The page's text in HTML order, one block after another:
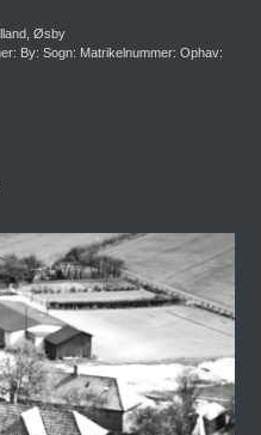
Øsby
By: Sogn: Matrikelnummer: Ophav: